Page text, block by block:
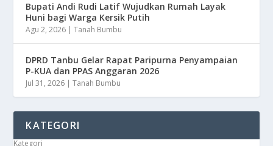
Bupati Andi Rudi Latif Wujudkan Rumah Layak
Huni bagi Warga Kersik Putih
Agu 2, 2026 |Tanah Bumbu
DPRD Tanbu Gelar Rapat Paripurna Penyampaian
P-KUA dan PPAS Anggaran 2026
Jul 31, 2026 |Tanah Bumbu
KATEGORI
Kategori